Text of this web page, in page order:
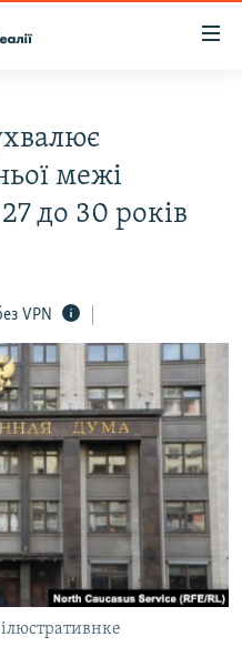
межі
до 30 років
VPN